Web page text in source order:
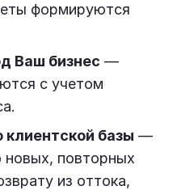
формируются
Ваш бизнес —
с учетом
клиентской базы —
новых, повторных
из оттока,